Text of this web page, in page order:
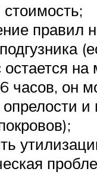
правил
остается
часов, он
и